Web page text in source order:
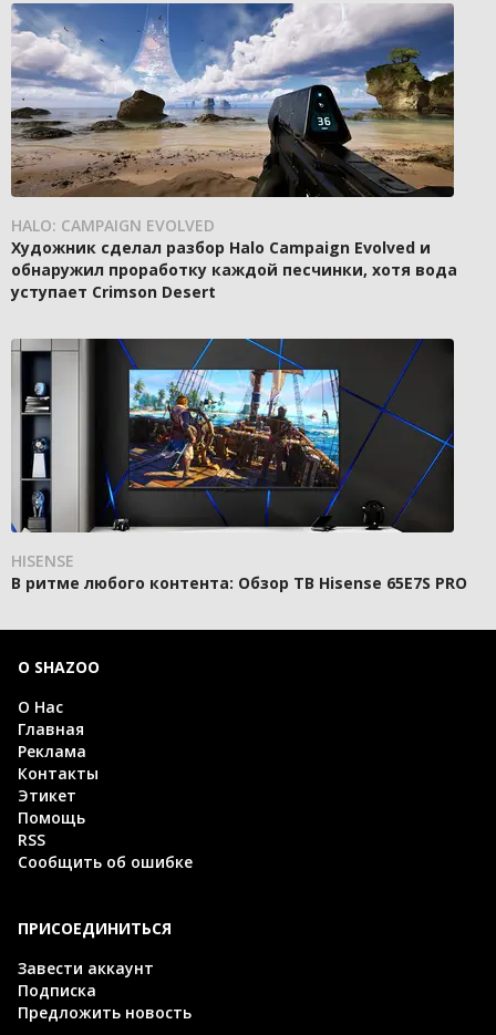
HALO: CAMPAIGN EVOLVED
Художник сделал разбор Halo Campaign Evolved и
обнаружил проработку каждой песчинки, хотя вода
уступает Crimson Desert
HISENSE
В ритме любого контента: Обзор ТВ Hisense 65E7S PRO
О SHAZOO
О Нас
Главная
Реклама
Контакты
Этикет
Помощь
RSS
Сообщить об ошибке
ПРИСОЕДИНИТЬСЯ
Завести аккаунт
Подписка
Предложить новость